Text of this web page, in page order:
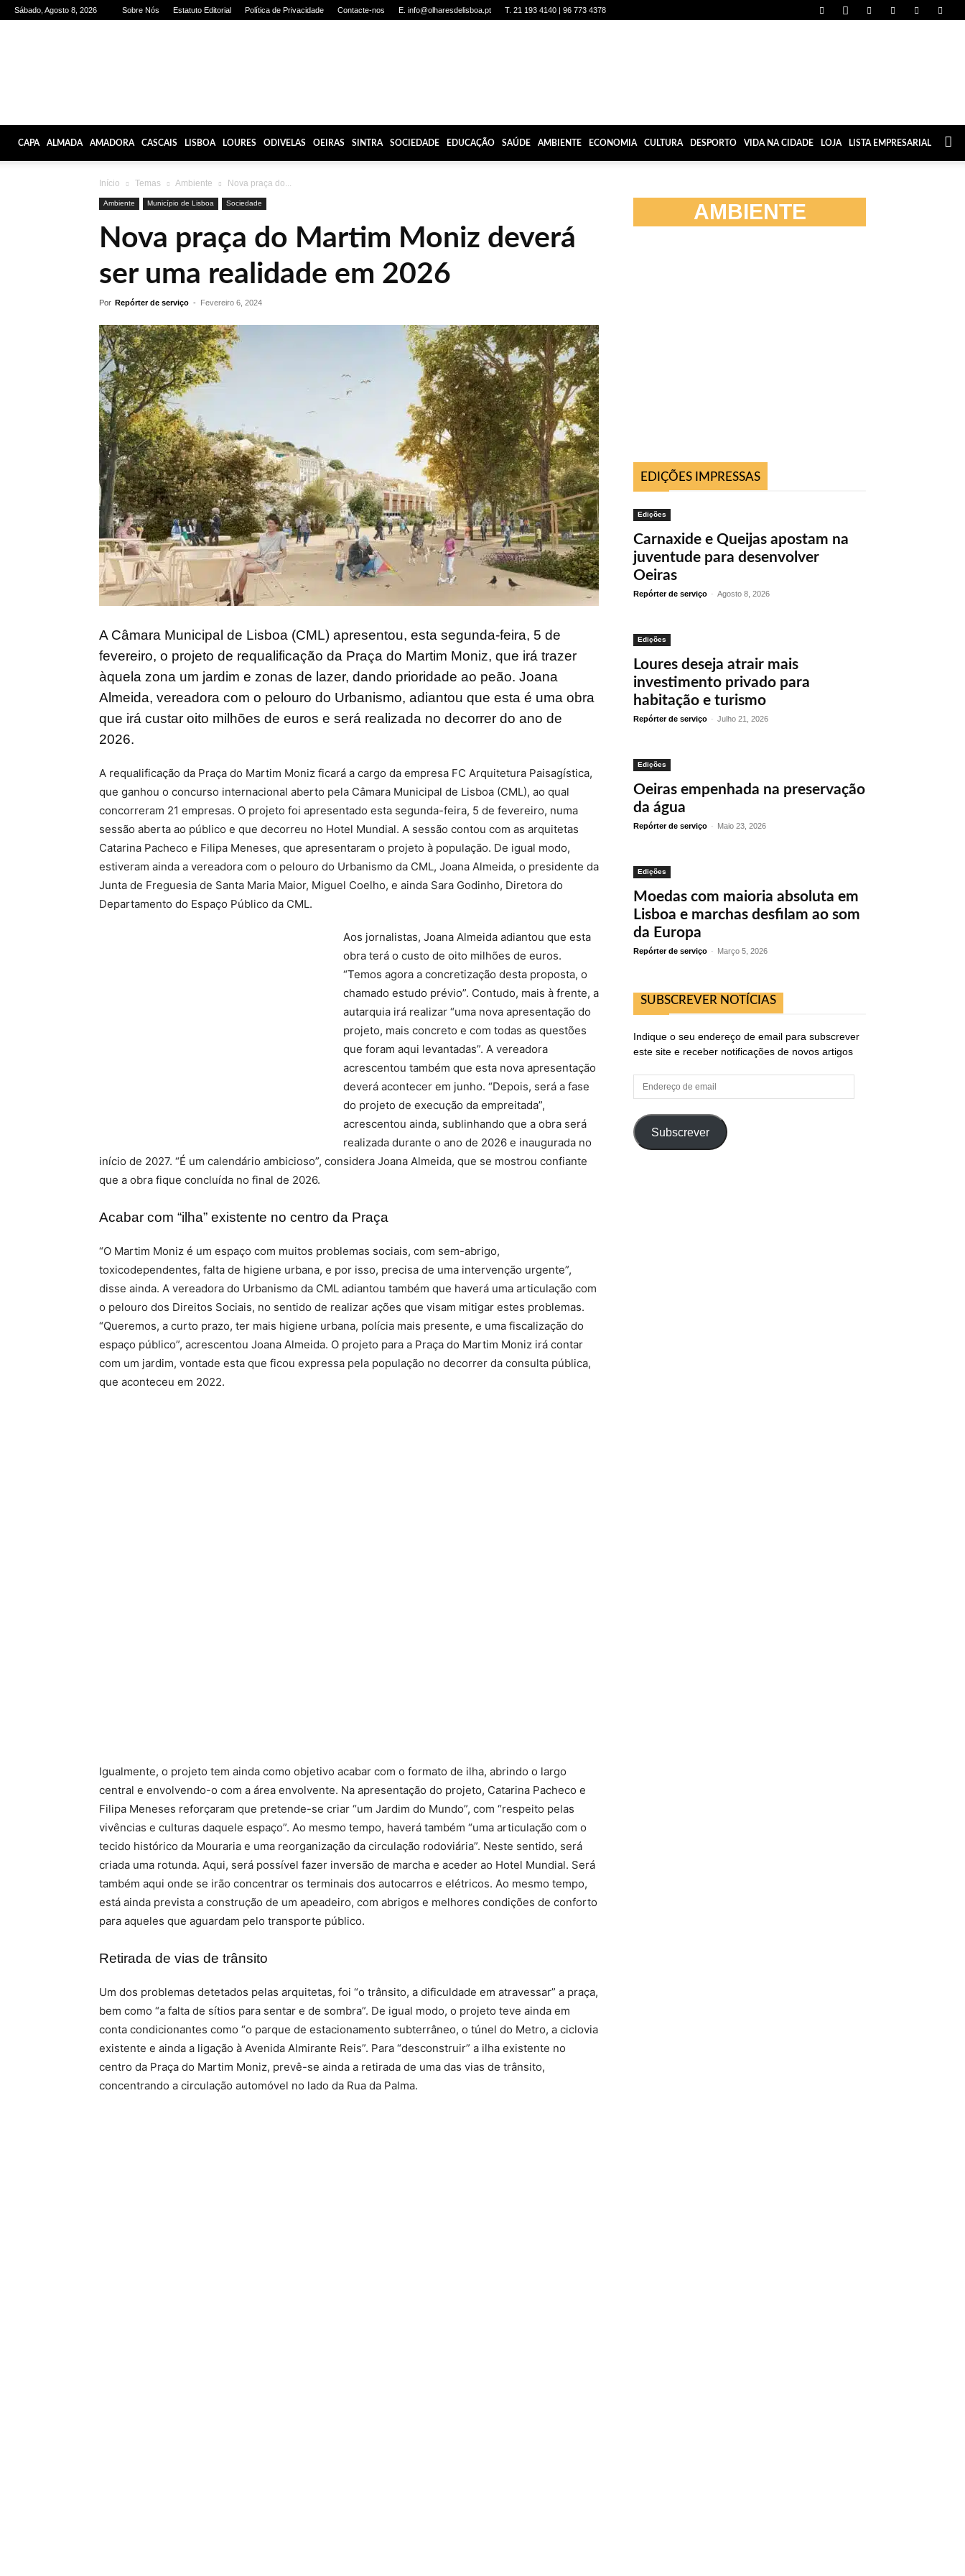
Sábado, Agosto 8, 2026 Sobre Nós Estatuto Editorial Política de Privacidade Contacte-nos E. info@olharesdelisboa.pt T. 21 193 4140 | 96 773 4378
CAPA ALMADA AMADORA CASCAIS LISBOA LOURES ODIVELAS OEIRAS SINTRA SOCIEDADE EDUCAÇÃO SAÚDE AMBIENTE ECONOMIA CULTURA DESPORTO VIDA NA CIDADE LOJA LISTA EMPRESARIAL
Início Temas Ambiente Nova praça do...
Ambiente Município de Lisboa Sociedade
Nova praça do Martim Moniz deverá
ser uma realidade em 2026
Por Repórter de serviço - Fevereiro 6, 2024
A Câmara Municipal de Lisboa (CML) apresentou, esta segunda-feira, 5 de
fevereiro, o projeto de requalificação da Praça do Martim Moniz, que irá trazer
àquela zona um jardim e zonas de lazer, dando prioridade ao peão. Joana
Almeida, vereadora com o pelouro do Urbanismo, adiantou que esta é uma obra
que irá custar oito milhões de euros e será realizada no decorrer do ano de
2026.
A requalificação da Praça do Martim Moniz ficará a cargo da empresa FC Arquitetura Paisagística,
que ganhou o concurso internacional aberto pela Câmara Municipal de Lisboa (CML), ao qual
concorreram 21 empresas. O projeto foi apresentado esta segunda-feira, 5 de fevereiro, numa
sessão aberta ao público e que decorreu no Hotel Mundial. A sessão contou com as arquitetas
Catarina Pacheco e Filipa Meneses, que apresentaram o projeto à população. De igual modo,
estiveram ainda a vereadora com o pelouro do Urbanismo da CML, Joana Almeida, o presidente da
Junta de Freguesia de Santa Maria Maior, Miguel Coelho, e ainda Sara Godinho, Diretora do
Departamento do Espaço Público da CML.
Aos jornalistas, Joana Almeida adiantou que esta
obra terá o custo de oito milhões de euros.
“Temos agora a concretização desta proposta, o
chamado estudo prévio”. Contudo, mais à frente, a
autarquia irá realizar “uma nova apresentação do
projeto, mais concreto e com todas as questões
que foram aqui levantadas”. A vereadora
acrescentou também que esta nova apresentação
deverá acontecer em junho. “Depois, será a fase
do projeto de execução da empreitada”,
acrescentou ainda, sublinhando que a obra será
realizada durante o ano de 2026 e inaugurada no
início de 2027. “É um calendário ambicioso”, considera Joana Almeida, que se mostrou confiante
que a obra fique concluída no final de 2026.
Acabar com “ilha” existente no centro da Praça
“O Martim Moniz é um espaço com muitos problemas sociais, com sem-abrigo,
toxicodependentes, falta de higiene urbana, e por isso, precisa de uma intervenção urgente”,
disse ainda. A vereadora do Urbanismo da CML adiantou também que haverá uma articulação com
o pelouro dos Direitos Sociais, no sentido de realizar ações que visam mitigar estes problemas.
“Queremos, a curto prazo, ter mais higiene urbana, polícia mais presente, e uma fiscalização do
espaço público”, acrescentou Joana Almeida. O projeto para a Praça do Martim Moniz irá contar
com um jardim, vontade esta que ficou expressa pela população no decorrer da consulta pública,
que aconteceu em 2022.
Igualmente, o projeto tem ainda como objetivo acabar com o formato de ilha, abrindo o largo
central e envolvendo-o com a área envolvente. Na apresentação do projeto, Catarina Pacheco e
Filipa Meneses reforçaram que pretende-se criar “um Jardim do Mundo”, com “respeito pelas
vivências e culturas daquele espaço”. Ao mesmo tempo, haverá também “uma articulação com o
tecido histórico da Mouraria e uma reorganização da circulação rodoviária”. Neste sentido, será
criada uma rotunda. Aqui, será possível fazer inversão de marcha e aceder ao Hotel Mundial. Será
também aqui onde se irão concentrar os terminais dos autocarros e elétricos. Ao mesmo tempo,
está ainda prevista a construção de um apeadeiro, com abrigos e melhores condições de conforto
para aqueles que aguardam pelo transporte público.
Retirada de vias de trânsito
Um dos problemas detetados pelas arquitetas, foi “o trânsito, a dificuldade em atravessar” a praça,
bem como “a falta de sítios para sentar e de sombra”. De igual modo, o projeto teve ainda em
conta condicionantes como “o parque de estacionamento subterrâneo, o túnel do Metro, a ciclovia
existente e ainda a ligação à Avenida Almirante Reis”. Para “desconstruir” a ilha existente no
centro da Praça do Martim Moniz, prevê-se ainda a retirada de uma das vias de trânsito,
concentrando a circulação automóvel no lado da Rua da Palma.
AMBIENTE
EDIÇÕES IMPRESSAS
Edições
Carnaxide e Queijas apostam na
juventude para desenvolver
Oeiras
Repórter de serviço - Agosto 8, 2026
Edições
Loures deseja atrair mais
investimento privado para
habitação e turismo
Repórter de serviço - Julho 21, 2026
Edições
Oeiras empenhada na preservação
da água
Repórter de serviço - Maio 23, 2026
Edições
Moedas com maioria absoluta em
Lisboa e marchas desfilam ao som
da Europa
Repórter de serviço - Março 5, 2026
SUBSCREVER NOTÍCIAS
Indique o seu endereço de email para subscrever
este site e receber notificações de novos artigos
Endereço
de
Subscrever